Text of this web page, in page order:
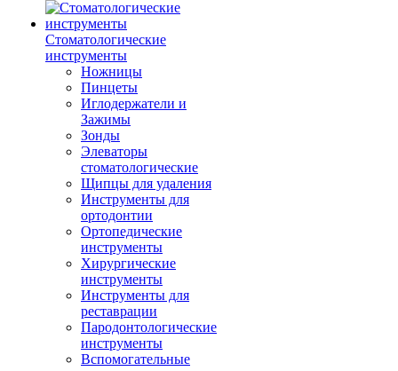
Стоматологические
инструменты
Ножницы
Пинцеты
Иглодержатели и
Зажимы
Зонды
Элеваторы
стоматологические
Щипцы для удаления
Инструменты для
ортодонтии
Ортопедические
инструменты
Хирургические
инструменты
Инструменты для
реставрации
Пародонтологические
инструменты
Вспомогательные